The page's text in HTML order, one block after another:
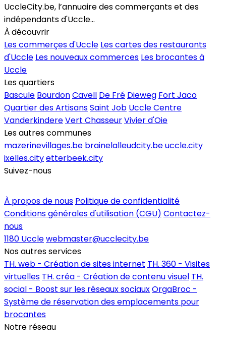
UccleCity.be, l’annuaire des commerçants et des
indépendants d'Uccle...
À découvrir
Les commerçes d'Uccle Les cartes des restaurants
d'Uccle Les nouveaux commerces Les brocantes à
Uccle
Les quartiers
Bascule BourdonCavell De Fré Dieweg Fort Jaco
Quartier des ArtisansSaint Job Uccle Centre
VanderkindereVert ChasseurVivier d'Oie
Les autres communes
mazerinevillages.be brainelalleudcity.beuccle.city
ixelles.cityetterbeek.city
Suivez-nous
À propos de nous Politique de confidentialité
Conditions générales d'utilisation (CGU) Contactez-
nous
1180 Ucclewebmaster@ucclecity.be
Nos autres services
TH. web - Création de sites internet TH. 360 - Visites
virtuelles TH. créa - Création de contenu visuel TH.
social - Boost sur les réseaux sociauxOrgaBroc -
Système de réservation des emplacements pour
brocantes
Notre réseau